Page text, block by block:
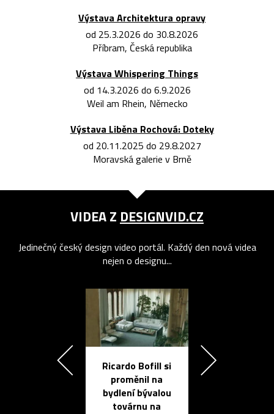
Výstava Architektura opravy
od 25.3.2026 do 30.8.2026
Příbram, Česká republika
Výstava Whispering Things
od 14.3.2026 do 6.9.2026
Weil am Rhein, Německo
Výstava Liběna Rochová: Doteky
od 20.11.2025 do 29.8.2027
Moravská galerie v Brně
VIDEA Z DESIGNVID.CZ
Jedinečný český design video portál. Každý den nová videa
nejen o designu...
Ricardo Bofill si
proměnil na
bydlení bývalou
továrnu na